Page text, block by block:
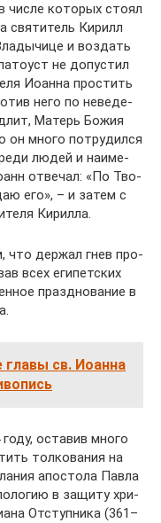
чис­ле ко­то­рых сто­ял
свя­ти­тель Ки­рилл
и воз­дать
не до­пу­стил
Иоан­на про­стить
него по неве­де­
Ма­терь Бо­жия
он мно­го по­тру­дил­ся
лю­дей и на­име­
от­ве­чал: «По Тво­
его», – и за­тем с
Ки­рил­ла.
что дер­жал гнев про­
всех еги­пет­ских
празд­но­ва­ние в
главы св. Иоанна
оста­вив мно­го
тол­ко­ва­ния на
апо­сто­ла Пав­ла
в за­щи­ту хри­
От­ступ­ни­ка (361–